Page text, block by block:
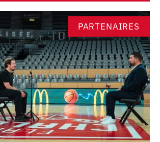
PARTENAIRES